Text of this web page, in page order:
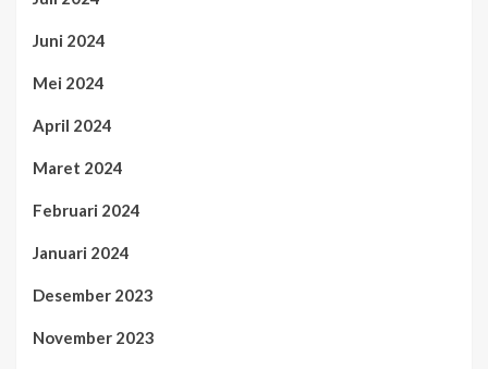
Juni 2024
Mei 2024
April 2024
Maret 2024
Februari 2024
Januari 2024
Desember 2023
November 2023